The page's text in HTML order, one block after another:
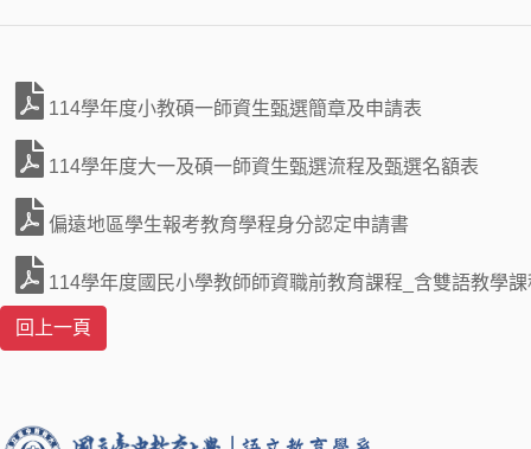
114學年度小教碩一師資生甄選簡章及申請表
114學年度大一及碩一師資生甄選流程及甄選名額表
偏遠地區學生報考教育學程身分認定申請書
114學年度國民小學教師師資職前教育課程_含雙語教學課